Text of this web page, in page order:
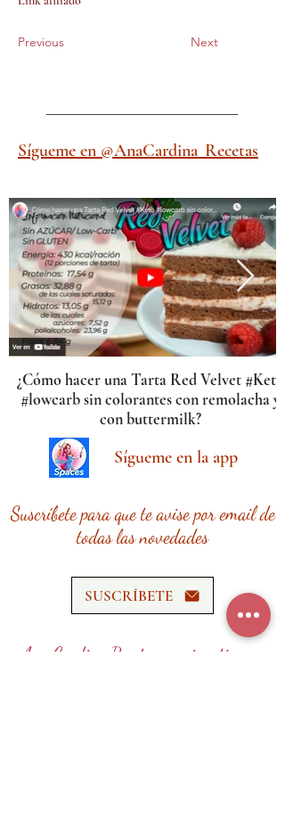
Previous Next
Sígueme en @AnaCardina_Recetas
¿Cómo hacer una Tarta Red Velvet #Keto
#lowcarb sin colorantes con remolacha y
con buttermilk?
Sígueme en la app
Suscríbete para que te avise por email de
todas las novedades
Ana Cardina Recetas requiere tiempo,
SUSCRÍBETE